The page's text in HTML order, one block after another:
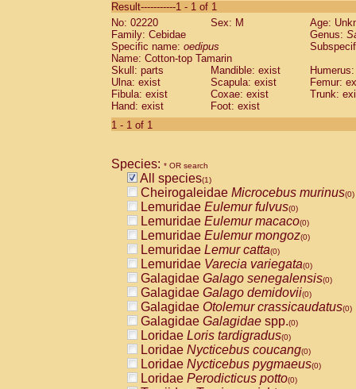
CebidaeSaguinus labiatus(0)
Cebidae Saguinus leucopus (0)
Cebidae
CebidaeSaguinus mystax
Cebidae Saguinus nigricollis (0)
Cebidae Saguinus oedipus
Cebidae Saguinus weddelli
Cebidae Saguinusspp.
Cebidae
CebidaeCebus capucinus
CebidaeCebus nigrivittatus
CebidaeCebus spp.(0)
CebidaeSaimiri boliviensis(0)
CebidaeSaimiri sciureus(0)
AtelidaeAlouatta caraya(0)
AtelidaeAlouatta fusca(0)
AtelidaeAlouatta seniculus(0)
AtelidaeAlouattaspp.(0)
AtelidaeAteles belzebuth(0)
AtelidaeAteles geoffroyi(0)
AtelidaeAteles paniscus(0)
AtelidaeAtelesspp.(0)
AtelidaeLagothrix lagothricha(0)
AtelidaeLagothrix lagothricha cana
PitheciidaeCacajao calvus
Result-----------1 - 1 of 1
No: 02220
Sex: M
Age:
Family: Cebidae
Genus:
Specific name: oedipus
Name: Cotton-top Tamarin
Skull: parts
Mandible: exist
Ulna: exist
Scapula: exist
Femur:
Fibula: exist
Coxae: exist
Trunk:
Hand: exist
Foot: exist
1 - 1 of 1
Species: * OR search
All species(1)
Cheirogaleidae Microcebus murinus(0)
Lemuridae Eulemur fulvus(0)
Lemuridae Eulemur macaco(0)
Lemuridae Eulemur mongoz(0)
Lemuridae Lemur catta(0)
Lemuridae Varecia variegata(0)
Galagidae Galago senegalensis(0)
Galagidae Galago demidovii(0)
Galagidae Otolemur crassicaudatus(0)
Galagidae Galagidae spp.(0)
Loridae Loris tardigradus(0)
Loridae Nycticebus coucang(0)
Loridae Nycticebus pygmaeus(0)
Loridae Perodicticus potto(0)